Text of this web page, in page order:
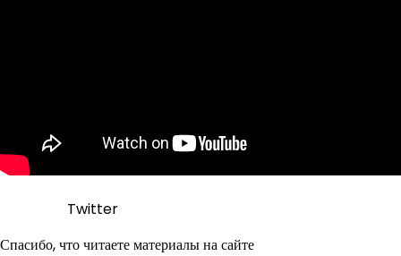
Twitter
Спасибо, что читаете материалы на сайте